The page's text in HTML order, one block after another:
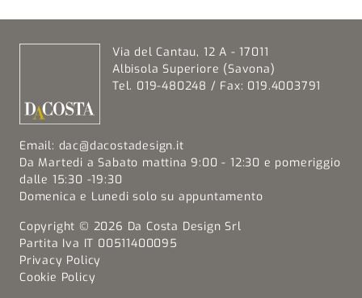
Via del Cantau, 12 A - 17011
Albisola Superiore (Savona)
Tel. 019-480248 / Fax: 019.4003791
Email: dac@dacostadesign.it
Da Martedi a Sabato mattina 9:00 - 12:30 e pomeriggio
dalle 15:30 -19:30
Domenica e Lunedi solo su appuntamento
Copyright © 2026 Da Costa Design Srl
Partita Iva IT 00511400095
Privacy Policy
Cookie Policy